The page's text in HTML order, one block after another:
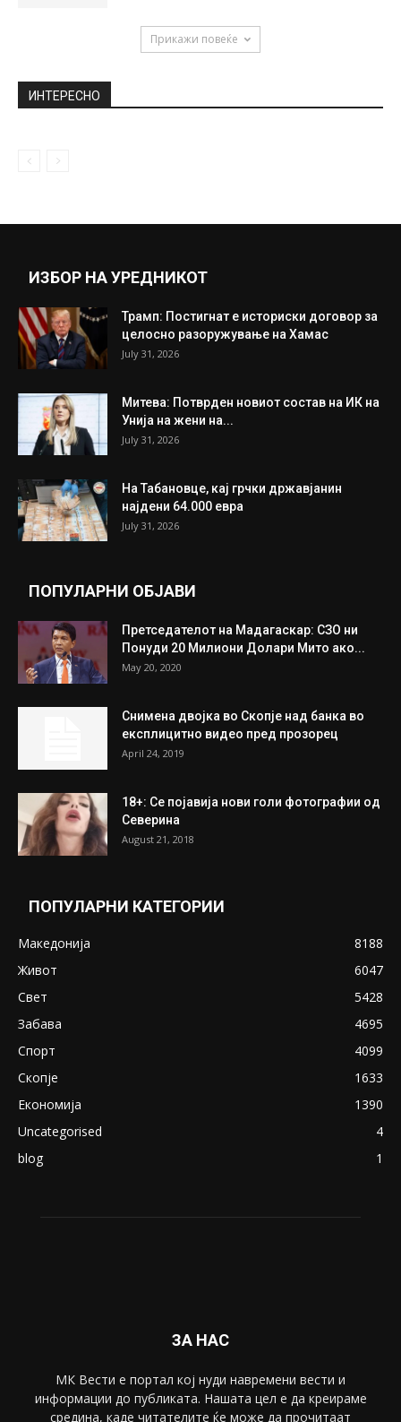
Прикажи повеќе
ИНТЕРЕСНО
ИЗБОР НА УРЕДНИКОТ
Трамп: Постигнат е историски договор за
целосно разоружување на Хамас
July 31, 2026
Митева: Потврден новиот состав на ИК на
Унија на жени на...
July 31, 2026
На Табановце, кај грчки државјанин
најдени 64.000 евра
July 31, 2026
ПОПУЛАРНИ ОБЈАВИ
Претседателот на Мадагаскар: СЗО ни
Понуди 20 Милиони Долари Мито ако...
May 20, 2020
Снимена двојка во Скопје над банка во
експлицитно видео пред прозорец
April 24, 2019
18+: Се појавија нови голи фотографии од
Северина
August 21, 2018
ПОПУЛАРНИ КАТЕГОРИИ
Македонија
8188
Живот
6047
Свет
5428
Забава
4695
Спорт
4099
Скопје
1633
Економија
1390
Uncategorised
4
blog
1
ЗА НАС
МК Вести е портал коj нуди навремени вести и
информации до публиката. Нашата цел е да креираме
средина, каде читателите ќе може да прочитаат